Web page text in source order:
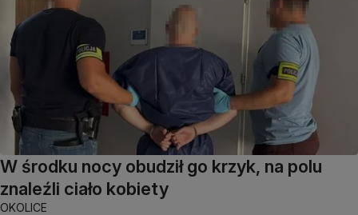
W środku nocy obudził go krzyk, na polu
znaleźli ciało kobiety
OKOLICE